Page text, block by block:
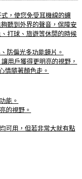
，使您免受耳機線的纏
聽到外界的聲音，保障安
打球、旅遊等休閒的時候
防偏光多功能鏡片。
用戶獲得更明亮的視野，
情隨著顏色走。
能。
的視野。
可用，但若非常大就有點